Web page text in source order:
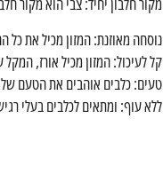
נוסחה מאוזנת: המזון מכיל את כל
קל לעיכול: המזון מכיל אורז,
טעים: כלבים אוהבים את הטעם של
ללא עוף: ומתאים לכלבים בעלי